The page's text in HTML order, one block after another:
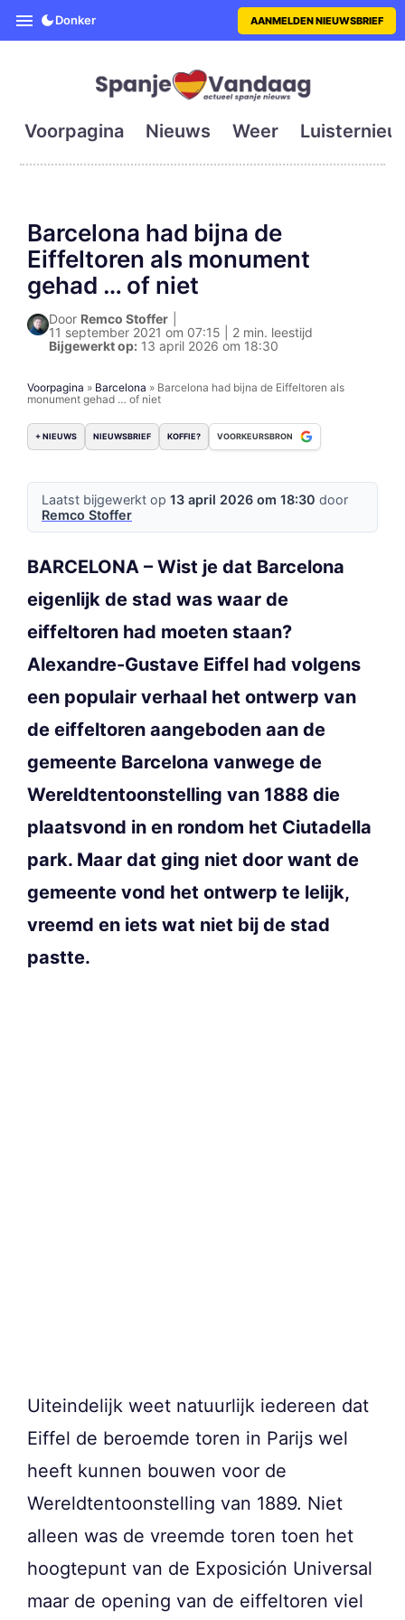
SpanjeVandaag is de eerste
Donker AANMELDEN NIEUWSBRIEF
Voorpagina Nieuws Weer
Barcelona had bijna de
Eiffeltoren als monument
gehad … of niet
Door Remco Stoffer
11 september 2021 om 07:15 | 2 min. leestijd
Bijgewerkt op: 13 april 2026 om 18:30
Voorpagina » Barcelona » Barcelona had bijna de Eiffeltoren als
monument gehad … of niet
+ NIEUWS NIEUWSBRIEF KOFFIE? VOORKEURSBRON
Laatst bijgewerkt op 13 april 2026 om 18:30 door
Remco Stoffer
BARCELONA – Wist je dat Barcelona
eigenlijk de stad was waar de
eiffeltoren had moeten staan?
Alexandre-Gustave Eiffel had volgens
een populair verhaal het ontwerp van
de eiffeltoren aangeboden aan de
gemeente Barcelona vanwege de
Wereldtentoonstelling van 1888 die
plaatsvond in en rondom het Ciutadella
park. Maar dat ging niet door want de
gemeente vond het ontwerp te lelijk,
vreemd en iets wat niet bij de stad
pastte.
Uiteindelijk weet natuurlijk iedereen dat
Eiffel de beroemde toren in Parijs wel
heeft kunnen bouwen voor de
Wereldtentoonstelling van 1889. Niet
alleen was de vreemde toren toen het
hoogtepunt van de Exposición Universal
maar de opening van de eiffeltoren viel